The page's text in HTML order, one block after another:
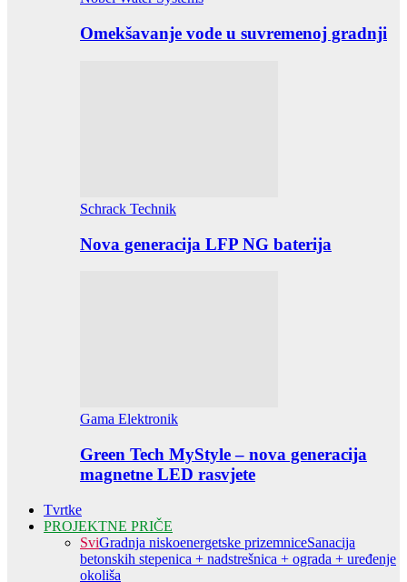
Omekšavanje vode u suvremenoj gradnji
Schrack Technik
Nova generacija LFP NG baterija
Gama Elektronik
Green Tech MyStyle – nova generacija
magnetne LED rasvjete
Tvrtke
PROJEKTNE PRIČE
SviGradnja niskoenergetske prizemniceSanacija
betonskih stepenica + nadstrešnica + ograda + uređenje
okoliša